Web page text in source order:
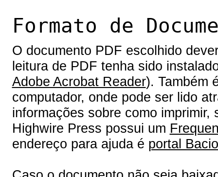
Formato de
O documento PDF escolhido
leitura de PDF tenha sido
Adobe Acrobat Reader). Também
computador, onde pode ser lido
informações sobre como
Highwire Press possui um
endereço para ajuda é portal